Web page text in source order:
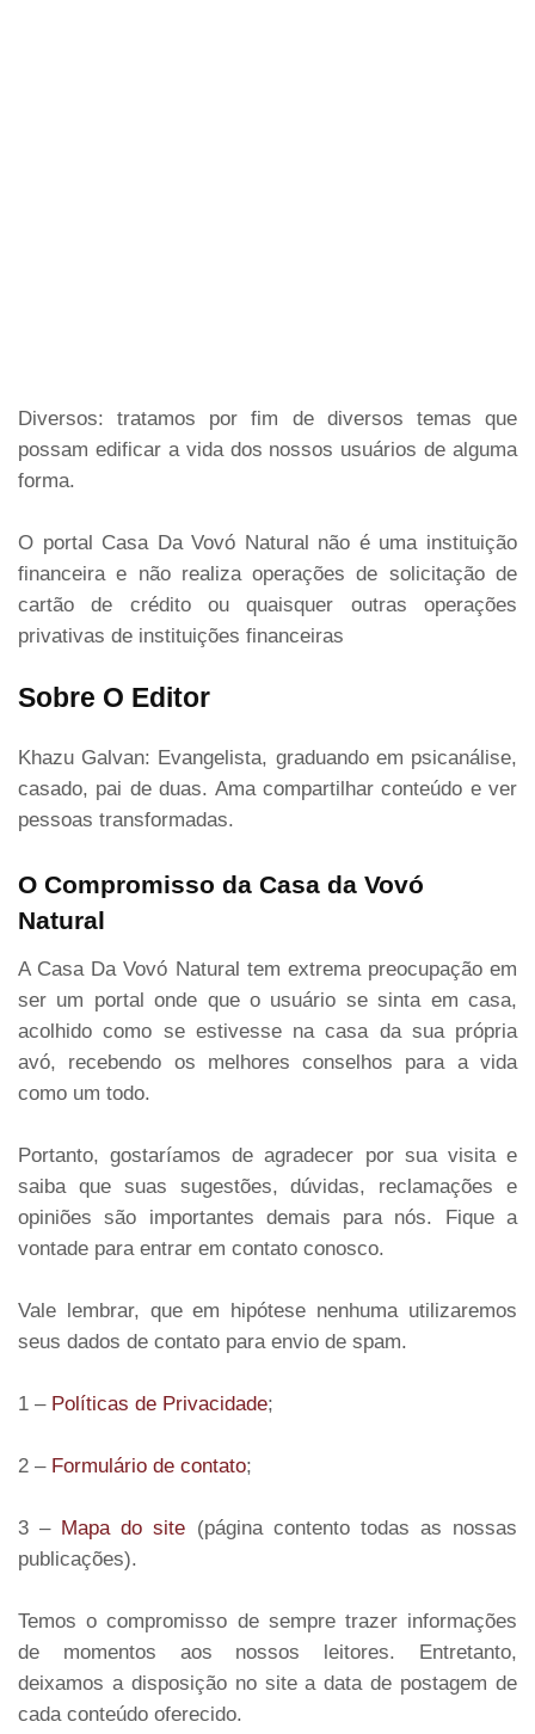
Diversos: tratamos por fim de diversos temas que
possam edificar a vida dos nossos usuários de alguma
forma.
O portal Casa Da Vovó Natural não é uma instituição
financeira e não realiza operações de solicitação de
cartão de crédito ou quaisquer outras operações
privativas de instituições financeiras
Sobre O Editor
Khazu Galvan: Evangelista, graduando em psicanálise,
casado, pai de duas. Ama compartilhar conteúdo e ver
pessoas transformadas.
O Compromisso da Casa da Vovó
Natural
A Casa Da Vovó Natural tem extrema preocupação em
ser um portal onde que o usuário se sinta em casa,
acolhido como se estivesse na casa da sua própria
avó, recebendo os melhores conselhos para a vida
como um todo.
Portanto, gostaríamos de agradecer por sua visita e
saiba que suas sugestões, dúvidas, reclamações e
opiniões são importantes demais para nós. Fique a
vontade para entrar em contato conosco.
Vale lembrar, que em hipótese nenhuma utilizaremos
seus dados de contato para envio de spam.
1 – Políticas de Privacidade;
2 – Formulário de contato;
3 – Mapa do site (página contento todas as nossas
publicações).
Temos o compromisso de sempre trazer informações
de momentos aos nossos leitores. Entretanto,
deixamos a disposição no site a data de postagem de
cada conteúdo oferecido.